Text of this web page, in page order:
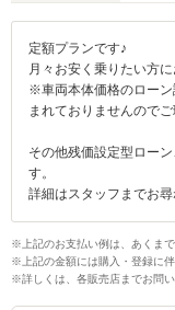
定額プランです♪
月々お安く乗りたい方
※車両本体価格のロー
まれておりませんのでご
その他残価設定型ロー
す。
詳細はスタッフまでお
※上記のお支払い例は、あくまで
※上記の金額には購入・登録に
※詳しくは、各販売店までお問い